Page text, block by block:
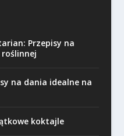
Przepisy na
na dania idealne na
koktajle